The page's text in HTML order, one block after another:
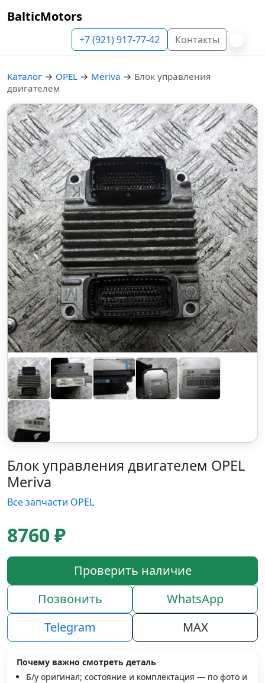
BalticMotors
+7 (921) 917-77-42 Контакты
Каталог → OPEL → Meriva → Блок управления
двигателем
Блок управления двигателем OPEL
Meriva
Все запчасти OPEL
8760 ₽
Проверить наличие
Позвонить
WhatsApp
Telegram
MAX
Почему важно смотреть деталь
Б/у оригинал; состояние и комплектация — по фото и